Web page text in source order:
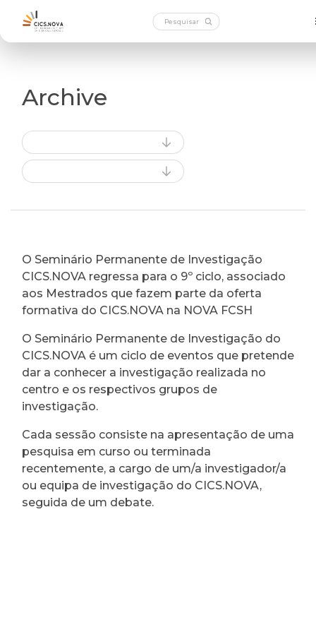
Archive
O Seminário Permanente de Investigação
CICS.NOVA regressa para o 9º ciclo, associado
aos Mestrados que fazem parte da oferta
formativa do CICS.NOVA na NOVA FCSH
O Seminário Permanente de Investigação do
CICS.NOVA é um ciclo de eventos que pretende
dar a conhecer a investigação realizada no
centro e os respectivos grupos de
investigação.
Cada sessão consiste na apresentação de uma
pesquisa em curso ou terminada
recentemente, a cargo de um/a investigador/a
ou equipa de investigação do CICS.NOVA,
seguida de um debate.